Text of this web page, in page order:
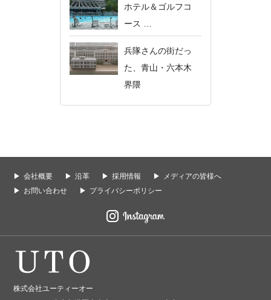
ホテル＆ゴルフコ
ース …
兵隊さんの街だっ
た、青山・六本木
界隈
会社概要 沿革 採用情報
メディアの皆様へ
お問い合わせ
プライバシーポリシー
株式会社ユーティーオー